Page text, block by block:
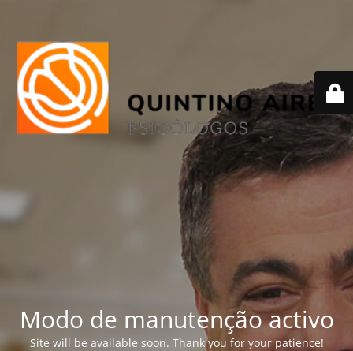
Modo de manutenção activo
Site will be available soon. Thank you for your patience!